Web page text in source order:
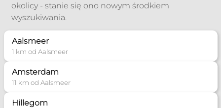
okolicy - stanie się ono nowym środkiem
wyszukiwania.
Aalsmeer
1 km od Aalsmeer
Amsterdam
11 km od Aalsmeer
Hillegom